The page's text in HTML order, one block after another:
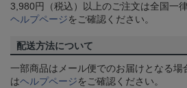
3,980円（税込）以上のご注文は全国一
ヘルプページをご確認ください。
配送方法について
一部商品はメール便でのお届けとなる場
はヘルプページをご確認ください。